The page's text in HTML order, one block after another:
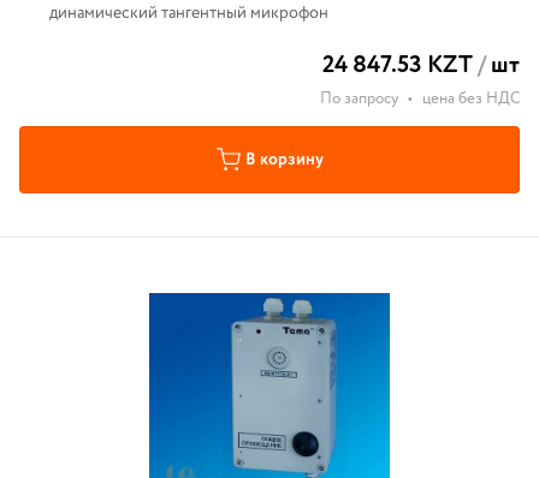
динамический тангентный микрофон
24 847.53 KZT/шт
По запросу • цена без НДС
В корзину